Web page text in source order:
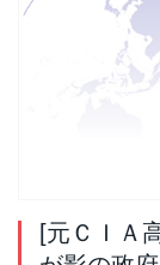
[元ＣＩＡ